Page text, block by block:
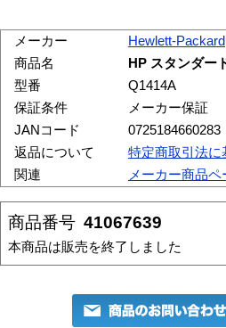
メーカー
Hewlett-Packard
商品名
HP スタンダー
型番
Q1414A
保証条件
メーカー保証
JANコード
0725184660283
返品について
特定商取引法に
関連
メーカー商品ペ
商品番号 41067639
本商品は販売を終了しました